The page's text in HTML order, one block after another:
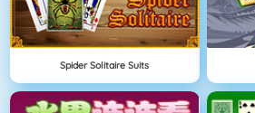
Spider Solitaire Suits